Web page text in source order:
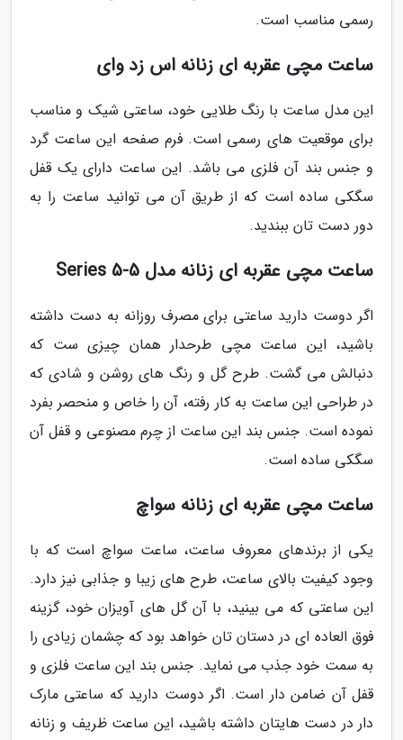
رسمی مناسب است.
ساعت مچی عقربه ای زنانه اس زد وای
این مدل ساعت با رنگ طلایی خود، ساعتی شیک و مناسب
برای موقعیت های رسمی است. فرم صفحه این ساعت گرد
و جنس بند آن فلزی می باشد. این ساعت دارای یک قفل
سگکی ساده است که از طریق آن می توانید ساعت را به
دور دست تان ببندید.
ساعت مچی عقربه ای زنانه مدل Series 5-5
اگر دوست دارید ساعتی برای مصرف روزانه به دست داشته
باشید، این ساعت مچی طرحدار همان چیزی ست که
دنبالش می گشت. طرح گل و رنگ های روشن و شادی که
در طراحی این ساعت به کار رفته، آن را خاص و منحصر بفرد
نموده است. جنس بند این ساعت از چرم مصنوعی و قفل آن
سگکی ساده است.
ساعت مچی عقربه ای زنانه سواچ
یکی از برندهای معروف ساعت، ساعت سواچ است که با
وجود کیفیت بالای ساعت، طرح های زیبا و جذابی نیز دارد.
این ساعتی که می بینید، با آن گل های آویزان خود، گزینه
فوق العاده ای در دستان تان خواهد بود که چشمان زیادی را
به سمت خود جذب می نماید. جنس بند این ساعت فلزی و
قفل آن ضامن دار است. اگر دوست دارید که ساعتی مارک
دار در دست هایتان داشته باشید، این ساعت ظریف و زنانه